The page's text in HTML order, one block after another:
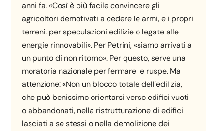
anni fa. «Così è più facile convincere gli
agricoltori demotivati a cedere le armi, e i propri
terreni, per speculazioni edilizie o legate alle
energie rinnovabili». Per Petrini, «siamo arrivati a
un punto di non ritorno». Per questo, serve una
moratoria nazionale per fermare le ruspe. Ma
attenzione: «Non un blocco totale dell’edilizia,
che può benissimo orientarsi verso edifici vuoti
o abbandonati, nella ristrutturazione di edifici
lasciati a se stessi o nella demolizione dei